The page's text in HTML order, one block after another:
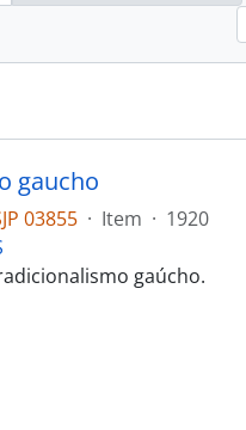
gaucho
03855 · Item · 1920
gaúcho.